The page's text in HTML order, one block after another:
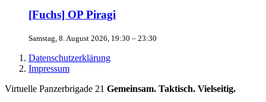
[Fuchs] OP Piragi
Samstag, 8. August 2026, 19:30 – 23:30
Datenschutzerklärung
Impressum
Virtuelle Panzerbrigade 21 Gemeinsam. Taktisch. Vielseitig.